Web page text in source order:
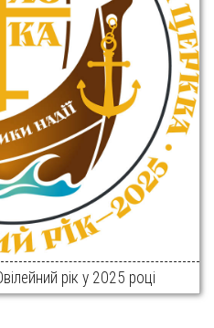
рік у 2025 році